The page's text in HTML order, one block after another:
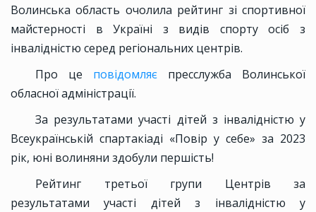
Волинська область очолила рейтинг зі спортивної
майстерності в Україні з видів спорту осіб з
інвалідністю серед регіональних центрів.
Про це повідомляє пресслужба Волинської
обласної адміністрації.
За результатами участі дітей з інвалідністю у
Всеукраїнській спартакіаді «Повір у себе» за 2023
рік, юні волиняни здобули першість!
Рейтинг третьої групи Центрів за
результатами участі дітей з інвалідністю у